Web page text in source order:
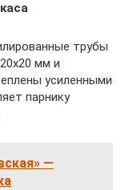
трубы
мм и
усиленными
парнику
—